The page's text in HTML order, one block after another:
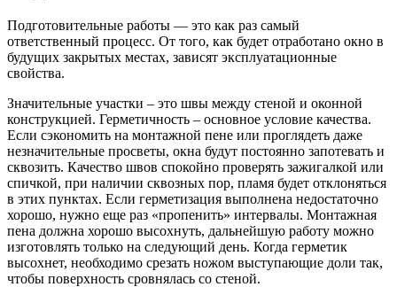
Подготовительные работы — это как раз самый
ответственный процесс. От того, как будет отработано окно в
будущих закрытых местах, зависят эксплуатационные
свойства.
Значительные участки – это швы между стеной и оконной
конструкцией. Герметичность – основное условие качества.
Если сэкономить на монтажной пене или проглядеть даже
незначительные просветы, окна будут постоянно запотевать и
сквозить. Качество швов спокойно проверять зажигалкой или
спичкой, при наличии сквозных пор, пламя будет отклоняться
в этих пунктах. Если герметизация выполнена недостаточно
хорошо, нужно еще раз «пропенить» интервалы. Монтажная
пена должна хорошо высохнуть, дальнейшую работу можно
изготовлять только на следующий день. Когда герметик
высохнет, необходимо срезать ножом выступающие доли так,
чтобы поверхность сровнялась со стеной.